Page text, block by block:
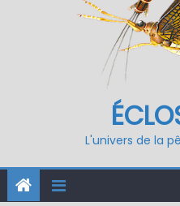
L'univers de la